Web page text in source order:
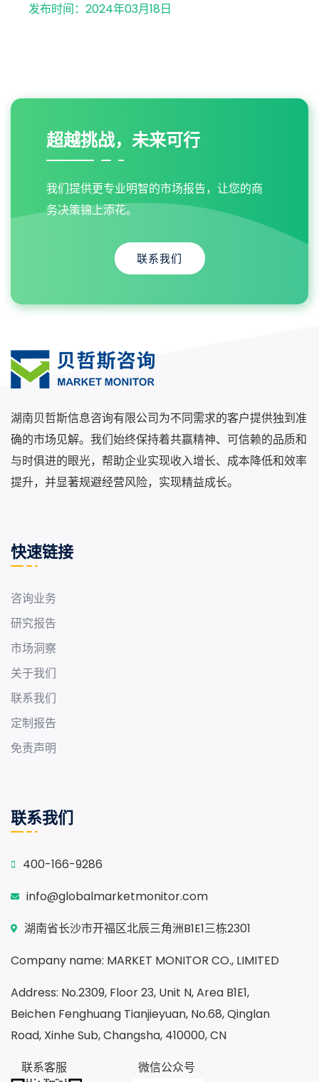
发布时间：2024年03月18日
超越挑战，未来可行
我们提供更专业明智的市场报告，让您的商
务决策锦上添花。
联系我们
湖南贝哲斯信息咨询有限公司为不同需求的客户提供独到准
确的市场见解。我们始终保持着共赢精神、可信赖的品质和
与时俱进的眼光，帮助企业实现收入增长、成本降低和效率
提升，并显著规避经营风险，实现精益成长。
快速链接
咨询业务
研究报告
市场洞察
关于我们
联系我们
定制报告
免责声明
联系我们
400-166-9286
info@globalmarketmonitor.com
湖南省长沙市开福区北辰三角洲B1E1三栋2301
Company name: MARKET MONITOR CO., LIMITED
Address: No.2309, Floor 23, Unit N, Area B1E1,
Beichen Fenghuang Tianjieyuan, No.68, Qinglan
Road, Xinhe Sub, Changsha, 410000, CN
联系客服
微信公众号